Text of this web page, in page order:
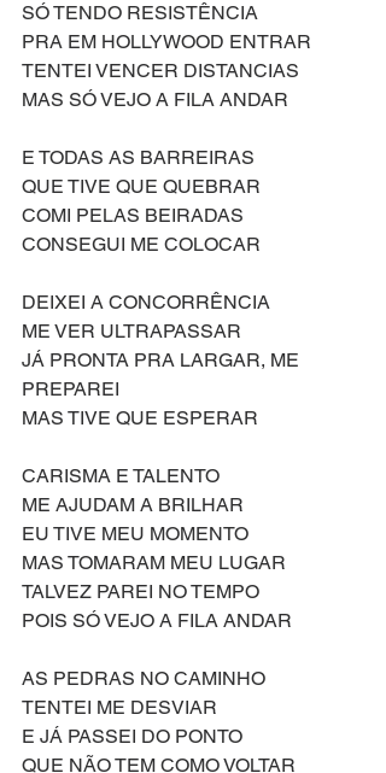
SÓ TENDO RESISTÊNCIA
PRA EM HOLLYWOOD ENTRAR
TENTEI VENCER DISTANCIAS
MAS SÓ VEJO A FILA ANDAR
E TODAS AS BARREIRAS
QUE TIVE QUE QUEBRAR
COMI PELAS BEIRADAS
CONSEGUI ME COLOCAR
DEIXEI A CONCORRÊNCIA
ME VER ULTRAPASSAR
JÁ PRONTA PRA LARGAR, ME
PREPAREI
MAS TIVE QUE ESPERAR
CARISMA E TALENTO
ME AJUDAM A BRILHAR
EU TIVE MEU MOMENTO
MAS TOMARAM MEU LUGAR
TALVEZ PAREI NO TEMPO
POIS SÓ VEJO A FILA ANDAR
AS PEDRAS NO CAMINHO
TENTEI ME DESVIAR
E JÁ PASSEI DO PONTO
QUE NÃO TEM COMO VOLTAR